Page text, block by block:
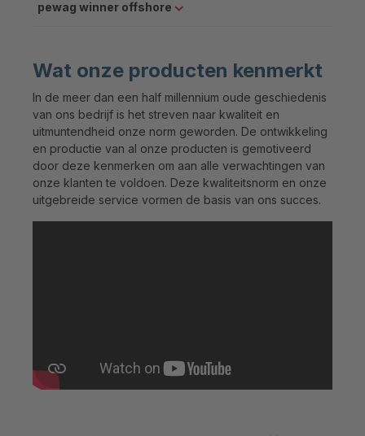
pewag winner offshore
Wat onze producten kenmerkt
In de meer dan een half millennium oude geschiedenis
van ons bedrijf is het streven naar kwaliteit en
uitmuntendheid onze norm geworden. De ontwikkeling
en productie van al onze producten is gemotiveerd
door deze kenmerken om aan alle verwachtingen van
onze klanten te voldoen. Deze kwaliteitsnorm en onze
uitgebreide service vormen de basis van ons succes.